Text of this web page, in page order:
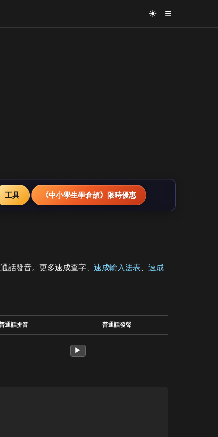
☀ ≡
工具 《中小學生學倉頡》限時優惠
話發音。更多速成查字、 速成輸入法表、 速成
通話拼音 普通話發聲
▶